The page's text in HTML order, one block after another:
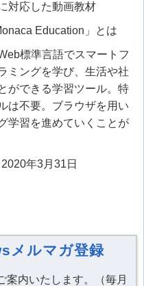
対応した動画教材
Education」とは
標準言語でスマートフ
ミングを学び、生活や社
ができる学習ツール。特
は不要。ブラウザを用い
学習を進めていくことが
年3月31日
メルマガ登録
案内いたします。（毎月